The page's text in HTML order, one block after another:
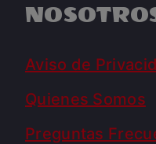
Aviso de
Quienes Somos
Preguntas